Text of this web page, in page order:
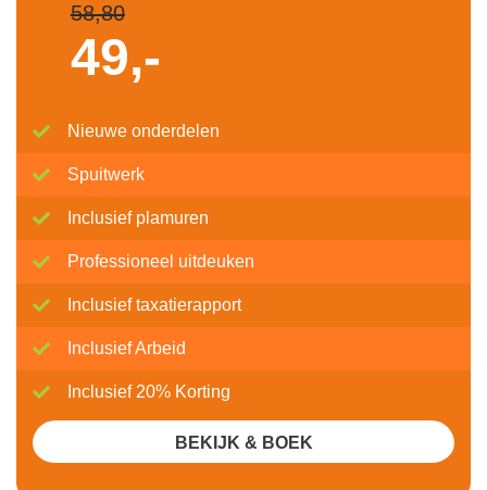
58,80
49,-
Nieuwe onderdelen
Spuitwerk
Inclusief plamuren
Professioneel uitdeuken
Inclusief taxatierapport
Inclusief Arbeid
Inclusief 20% Korting
BEKIJK & BOEK